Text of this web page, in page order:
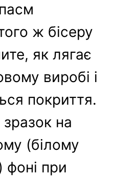
ж бісеру
як лягає
виробі і
покриття.
на
(білому
фоні при